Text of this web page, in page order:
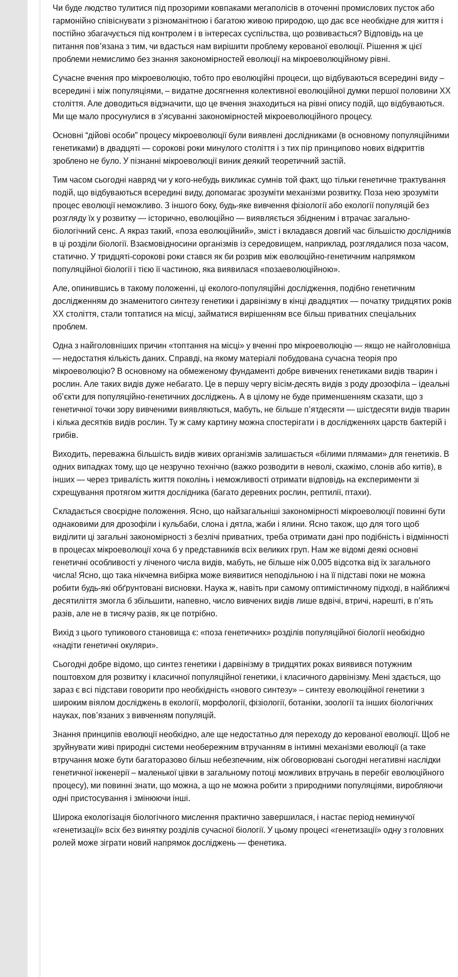
Чи буде людство тулитися під прозорими ковпаками мегаполісів в оточенні промислових пусток або
гармонійно співіснувати з різноманітною і багатою живою природою, що дає все необхідне для життя і
постійно збагачується під контролем і в інтересах суспільства, що розвивається? Відповідь на це
питання пов’язана з тим, чи вдасться нам вирішити проблему керованої еволюції. Рішення ж цієї
проблеми немислимо без знання закономірностей еволюції на мікроеволюційному рівні.
Сучасне вчення про мікроеволюцію, тобто про еволюційні процеси, що відбуваються всередині виду –
всередині і між популяціями, – видатне досягнення колективної еволюційної думки першої половини XX
століття. Але доводиться відзначити, що це вчення знаходиться на рівні опису подій, що відбуваються.
Ми ще мало просунулися в з’ясуванні закономірностей мікроеволюційного процесу.
Основні “дійові особи” процесу мікроеволюції були виявлені дослідниками (в основному популяційними
генетиками) в двадцяті — сорокові роки минулого століття і з тих пір принципово нових відкриттів
зроблено не було. У пізнанні мікроеволюції виник деякий теоретичний застій.
Тим часом сьогодні навряд чи у кого-небудь викликає сумнів той факт, що тільки генетичне трактування
подій, що відбуваються всередині виду, допомагає зрозуміти механізми розвитку. Поза нею зрозуміти
процес еволюції неможливо. З іншого боку, будь-яке вивчення фізіології або екології популяцій без
розгляду їх у розвитку — історично, еволюційно — виявляється збідненим і втрачає загально-
біологічний сенс. А якраз такий, «поза еволюційний», зміст і вкладався довгий час більшістю дослідників
в ці розділи біології. Взаємовідносини організмів із середовищем, наприклад, розглядалися поза часом,
статично. У тридцяті-сорокові роки стався як би розрив між еволюційно-генетичним напрямком
популяційної біології і тією її частиною, яка виявилася «позаеволюційною».
Але, опинившись в такому положенні, ці еколого-популяційні дослідження, подібно генетичним
дослідженням до знаменитого синтезу генетики і дарвінізму в кінці двадцятих — початку тридцятих років
XX століття, стали топтатися на місці, займатися вирішенням все більш приватних спеціальних
проблем.
Одна з найголовніших причин «топтання на місці» у вченні про мікроеволюцію — якщо не найголовніша
— недостатня кількість даних. Справді, на якому матеріалі побудована сучасна теорія про
мікроеволюцію? В основному на обмеженому фундаменті добре вивчених генетиками видів тварин і
рослин. Але таких видів дуже небагато. Це в першу чергу вісім-десять видів з роду дрозофіла – ідеальні
об’єкти для популяційно-генетичних досліджень. А в цілому не буде применшенням сказати, що з
генетичної точки зору вивченими виявляються, мабуть, не більше п’ятдесяти — шістдесяти видів тварин
і кілька десятків видів рослин. Ту ж саму картину можна спостерігати і в дослідженнях царств бактерій і
грибів.
Виходить, переважна більшість видів живих організмів залишається «білими плямами» для генетиків. В
одних випадках тому, що це незручно технічно (важко розводити в неволі, скажімо, слонів або китів), в
інших — через тривалість життя поколінь і неможливості отримати відповідь на експерименти зі
схрещування протягом життя дослідника (багато деревних рослин, рептилії, птахи).
Складається своєрідне положення. Ясно, що найзагальніші закономірності мікроеволюції повинні бути
однаковими для дрозофіли і кульбаби, слона і дятла, жаби і ялини. Ясно також, що для того щоб
виділити ці загальні закономірності з безлічі приватних, треба отримати дані про подібність і відмінності
в процесах мікроеволюції хоча б у представників всіх великих груп. Нам же відомі деякі основні
генетичні особливості у ліченого числа видів, мабуть, не більше ніж 0,005 відсотка від їх загального
числа! Ясно, що така нікчемна вибірка може виявитися неподільною і на її підставі поки не можна
робити будь-які обґрунтовані висновки. Наука ж, навіть при самому оптимістичному підході, в найближчі
десятиліття змогла б збільшити, напевно, число вивчених видів лише вдвічі, втричі, нарешті, в п’ять
разів, але не в тисячу разів, як це потрібно.
Вихід з цього тупикового становища є: «поза генетичних» розділів популяційної біології необхідно
«надіти генетичні окуляри».
Сьогодні добре відомо, що синтез генетики і дарвінізму в тридцятих роках виявився потужним
поштовхом для розвитку і класичної популяційної генетики, і класичного дарвінізму. Мені здається, що
зараз є всі підстави говорити про необхідність «нового синтезу» – синтезу еволюційної генетики з
широким віялом досліджень в екології, морфології, фізіології, ботаніки, зоології та інших біологічних
науках, пов’язаних з вивченням популяцій.
Знання принципів еволюції необхідно, але ще недостатньо для переходу до керованої еволюції. Щоб не
зруйнувати живі природні системи необережним втручанням в інтимні механізми еволюції (а таке
втручання може бути багаторазово більш небезпечним, ніж обговорювані сьогодні негативні наслідки
генетичної інженерії – маленької цівки в загальному потоці можливих втручань в перебіг еволюційного
процесу), ми повинні знати, що можна, а що не можна робити з природними популяціями, виробляючи
одні пристосування і змінюючи інші.
Широка екологізація біологічного мислення практично завершилася, і настає період неминучої
«генетизації» всіх без винятку розділів сучасної біології. У цьому процесі «генетизації» одну з головних
ролей може зіграти новий напрямок досліджень — фенетика.